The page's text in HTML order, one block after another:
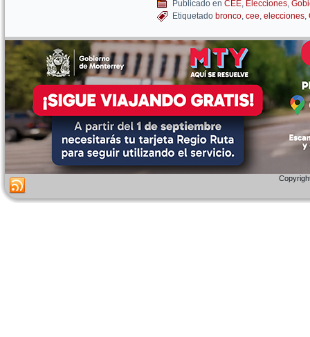
Publicado en CEE, Elecciones,
Etiquetado bronco, cee, elecciones,